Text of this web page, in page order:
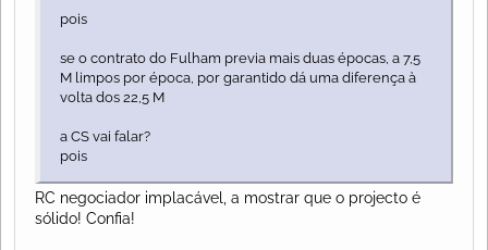
pois
se o contrato do Fulham previa mais duas épocas, a 7,5
M limpos por época, por garantido dá uma diferença à
volta dos 22,5 M
a CS vai falar?
pois
RC negociador implacável, a mostrar que o projecto é
sólido! Confia!